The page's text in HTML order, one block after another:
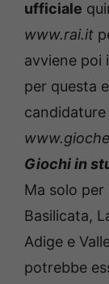
ufficiale
www.rai.it
avviene poi
per questa
Giochi in
Ma solo
Basilicata,
Adige e
potrebbe